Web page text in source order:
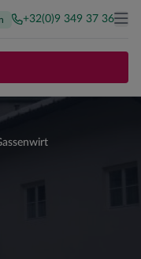
+32(0)9 349 37 36